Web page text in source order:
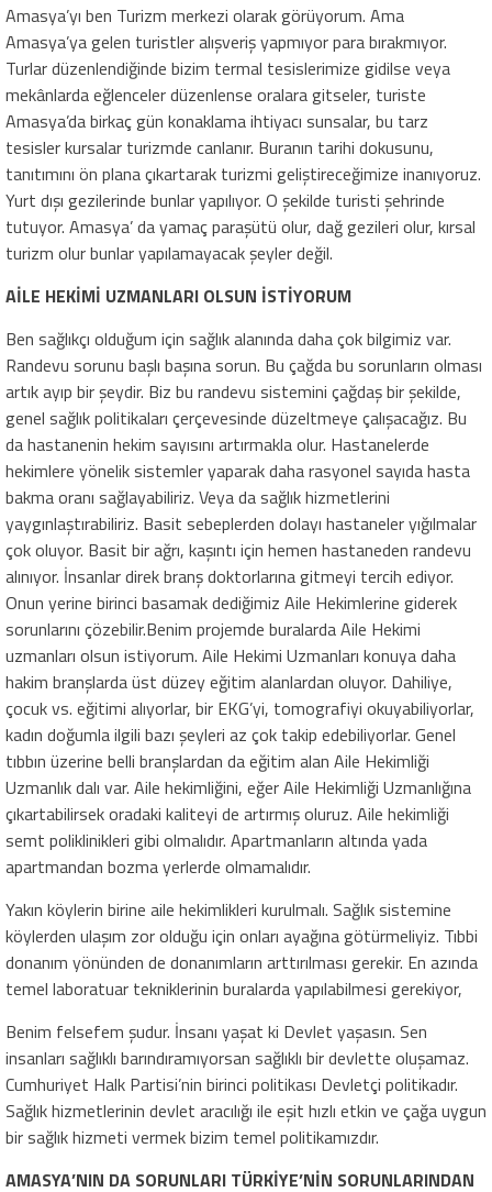
Amasya’yı ben Turizm merkezi olarak görüyorum. Ama
Amasya’ya gelen turistler alışveriş yapmıyor para bırakmıyor.
Turlar düzenlendiğinde bizim termal tesislerimize gidilse veya
mekânlarda eğlenceler düzenlense oralara gitseler, turiste
Amasya’da birkaç gün konaklama ihtiyacı sunsalar, bu tarz
tesisler kursalar turizmde canlanır. Buranın tarihi dokusunu,
tanıtımını ön plana çıkartarak turizmi geliştireceğimize inanıyoruz.
Yurt dışı gezilerinde bunlar yapılıyor. O şekilde turisti şehrinde
tutuyor. Amasya’ da yamaç paraşütü olur, dağ gezileri olur, kırsal
turizm olur bunlar yapılamayacak şeyler değil.
AİLE HEKİMİ UZMANLARI OLSUN İSTİYORUM
Ben sağlıkçı olduğum için sağlık alanında daha çok bilgimiz var.
Randevu sorunu başlı başına sorun. Bu çağda bu sorunların olması
artık ayıp bir şeydir. Biz bu randevu sistemini çağdaş bir şekilde,
genel sağlık politikaları çerçevesinde düzeltmeye çalışacağız. Bu
da hastanenin hekim sayısını artırmakla olur. Hastanelerde
hekimlere yönelik sistemler yaparak daha rasyonel sayıda hasta
bakma oranı sağlayabiliriz. Veya da sağlık hizmetlerini
yaygınlaştırabiliriz. Basit sebeplerden dolayı hastaneler yığılmalar
çok oluyor. Basit bir ağrı, kaşıntı için hemen hastaneden randevu
alınıyor. İnsanlar direk branş doktorlarına gitmeyi tercih ediyor.
Onun yerine birinci basamak dediğimiz Aile Hekimlerine giderek
sorunlarını çözebilir.Benim projemde buralarda Aile Hekimi
uzmanları olsun istiyorum. Aile Hekimi Uzmanları konuya daha
hakim branşlarda üst düzey eğitim alanlardan oluyor. Dahiliye,
çocuk vs. eğitimi alıyorlar, bir EKG’yi, tomografiyi okuyabiliyorlar,
kadın doğumla ilgili bazı şeyleri az çok takip edebiliyorlar. Genel
tıbbın üzerine belli branşlardan da eğitim alan Aile Hekimliği
Uzmanlık dalı var. Aile hekimliğini, eğer Aile Hekimliği Uzmanlığına
çıkartabilirsek oradaki kaliteyi de artırmış oluruz. Aile hekimliği
semt poliklinikleri gibi olmalıdır. Apartmanların altında yada
apartmandan bozma yerlerde olmamalıdır.
Yakın köylerin birine aile hekimlikleri kurulmalı. Sağlık sistemine
köylerden ulaşım zor olduğu için onları ayağına götürmeliyiz. Tıbbi
donanım yönünden de donanımların arttırılması gerekir. En azında
temel laboratuar tekniklerinin buralarda yapılabilmesi gerekiyor,
Benim felsefem şudur. İnsanı yaşat ki Devlet yaşasın. Sen
insanları sağlıklı barındıramıyorsan sağlıklı bir devlette oluşamaz.
Cumhuriyet Halk Partisi’nin birinci politikası Devletçi politikadır.
Sağlık hizmetlerinin devlet aracılığı ile eşit hızlı etkin ve çağa uygun
bir sağlık hizmeti vermek bizim temel politikamızdır.
AMASYA’NIN DA SORUNLARI TÜRKİYE’NİN SORUNLARINDAN